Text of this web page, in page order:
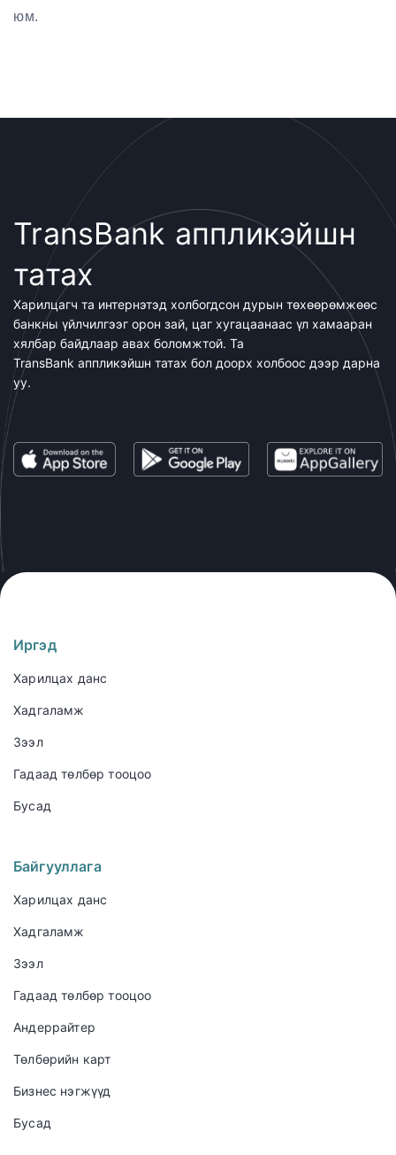
юм.
TransBank аппликэйшн
татах
Харилцагч та интернэтэд холбогдсон дурын төхөөрөмжөөс
банкны үйлчилгээг орон зай, цаг хугацаанаас үл хамааран
хялбар байдлаар авах боломжтой. Та
TransBank аппликэйшн татах бол доорх холбоос дээр дарна
уу.
Иргэд
Харилцах данс
Хадгаламж
Зээл
Гадаад төлбөр тооцоо
Бусад
Байгууллага
Харилцах данс
Хадгаламж
Зээл
Гадаад төлбөр тооцоо
Андеррайтер
Төлбөрийн карт
Бизнес нэгжүүд
Бусад